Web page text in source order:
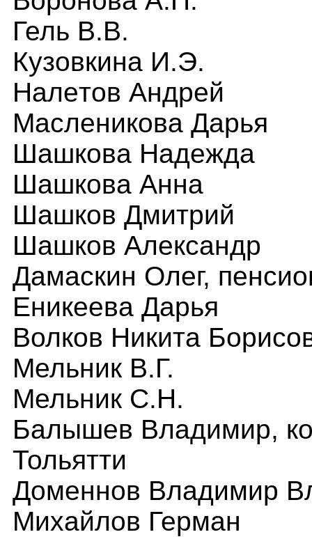
Гель В.В.
Кузовкина И.Э.
Налетов Андрей
Масленикова Дарья
Шашкова Надежда
Шашкова Анна
Шашков Дмитрий
Шашков Александр
Дамаскин Олег,
Еникеева Дарья
Волков Никита
Мельник В.Г.
Мельник С.Н.
Балышев Владимир, к
Тольятти
Доменнов Владимир
Михайлов Герман